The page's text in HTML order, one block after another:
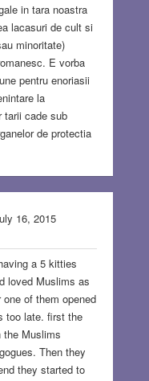
in tara noastra
lacasuri de cult si
minoritate)
E vorba
pentru enoriasii
la
tarii cade sub
de protectia
16, 2015
a 5 kitties
loved Muslims as
of them opened
too late. first the
the Muslims
Then they
they started to